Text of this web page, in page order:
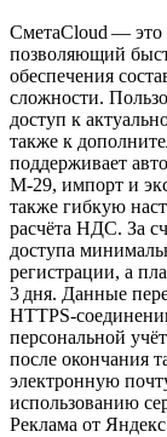
СметаCloud — это
позволяющий
обеспечения
сложности.
доступ к
также к
поддерживает
М‑29, импорт и
также гибкую
расчёта НДС. За
доступа
регистрации, а
3 дня. Данные
персональной
после окончания
электронную
использованию
Реклама от Яндекс